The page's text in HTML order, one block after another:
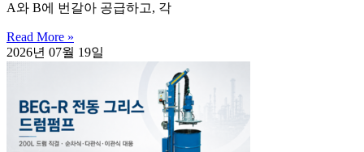
A와 B에 번갈아 공급하고, 각
Read More »
2026년 07월 19일